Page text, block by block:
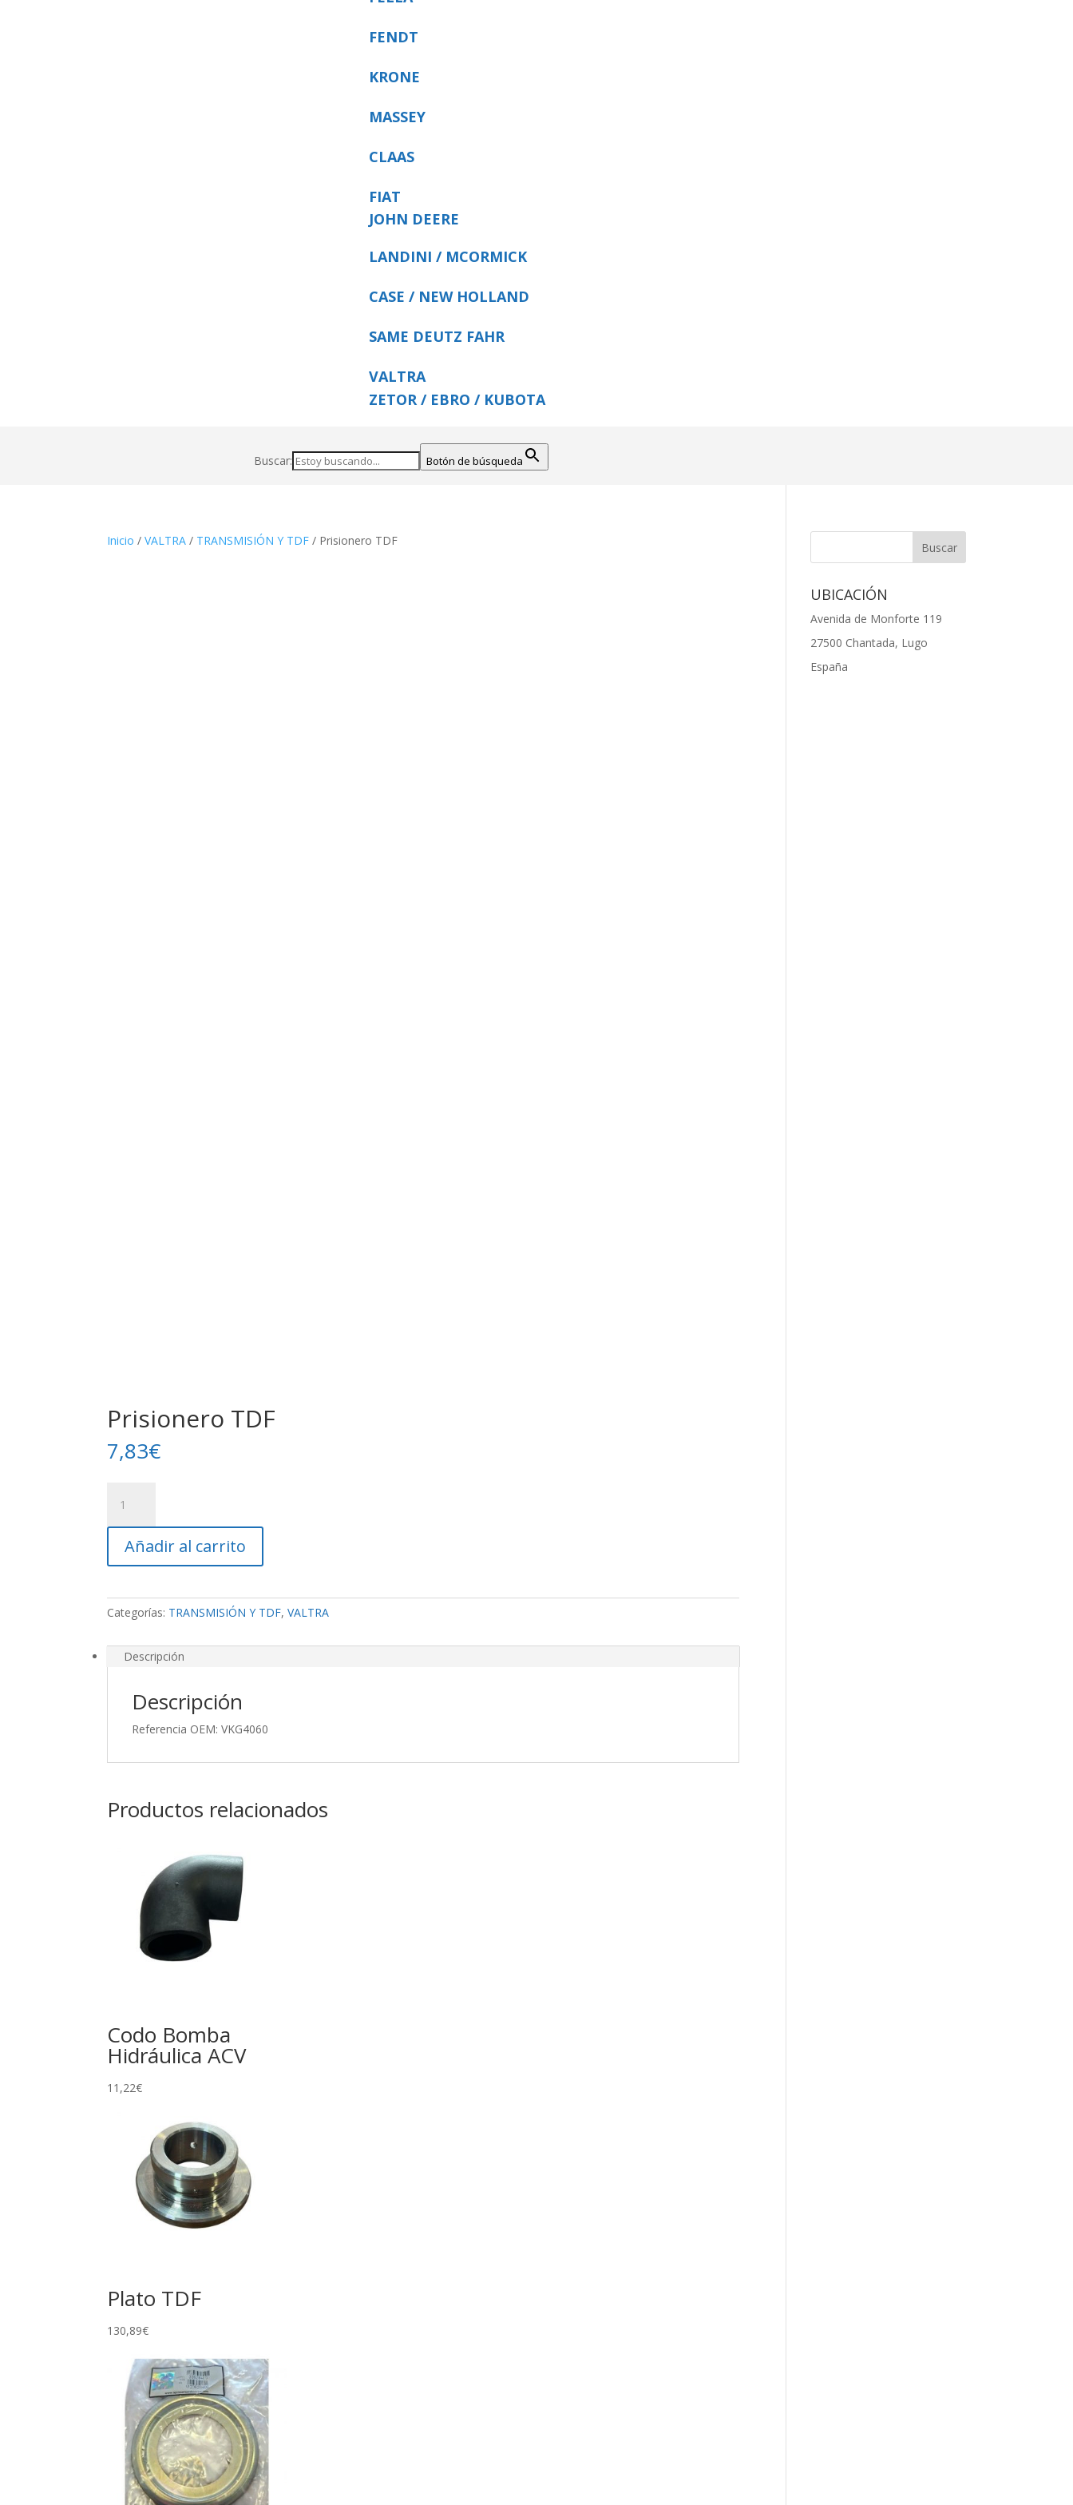
FENDT
KRONE
MASSEY
CLAAS
FIAT
JOHN DEERE
LANDINI / MCORMICK
CASE / NEW HOLLAND
SAME DEUTZ FAHR
VALTRA
ZETOR / EBRO / KUBOTA
Buscar: Botón de búsqueda
Inicio /VALTRA / TRANSMISIÓN Y TDF / Prisionero TDF
Prisionero TDF
7,83€
TDF
cantidad
Añadir al carrito
Categorías: TRANSMISIÓN Y TDF,VALTRA
Descripción
Descripción
Referencia OEM: VKG4060
Productos relacionados
Codo Bomba
Hidráulica ACV
11,22€
Plato TDF
130,89€
UBICACIÓN
Avenida de Monforte 119
27500 Chantada, Lugo
España